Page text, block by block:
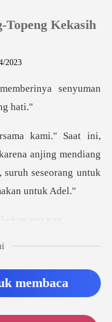
0
Topeng Kekasih
2023
emberinya senyuman
anjing mendiang
membaca